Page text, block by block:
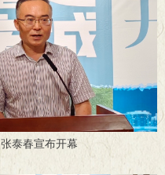
张泰春宣布开幕